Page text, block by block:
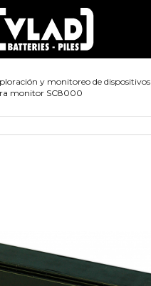
y monitoreo de dispositivos
monitor SC8000